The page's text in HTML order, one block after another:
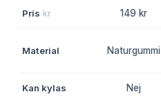
Pris kr 149 kr
Material Naturgummi
Kan kylas Nej